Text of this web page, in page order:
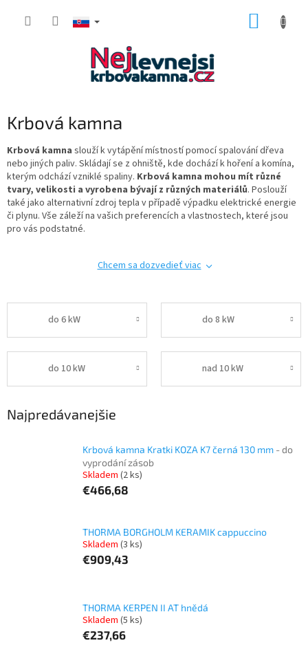
Krbová kamna
Krbová kamna slouží k vytápění místností pomocí spalování dřeva
nebo jiných paliv. Skládají se z ohniště, kde dochází k hoření a komína,
kterým odchází vzniklé spaliny. Krbová kamna mohou mít různé
tvary, velikosti a vyrobena bývají z různých materiálů. Poslouží
také jako alternativní zdroj tepla v případě výpadku elektrické energie
či plynu. Vše záleží na vašich preferencích a vlastnostech, které jsou
pro vás podstatné.
Chcem sa dozvedieť viac
do 6 kW do 8 kW
do 10 kW nad 10 kW
Najpredávanejšie
Krbová kamna Kratki KOZA K7 černá 130 mm - do
vyprodání zásob
Skladem (2 ks)
€466,68
THORMA BORGHOLM KERAMIK cappuccino
Skladem (3 ks)
€909,43
THORMA KERPEN II AT hnědá
Skladem (5 ks)
€237,66